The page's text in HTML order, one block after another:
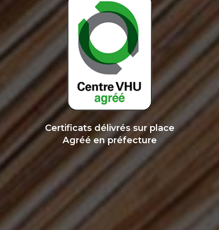
Certificats délivrés sur place
Agréé en préfecture